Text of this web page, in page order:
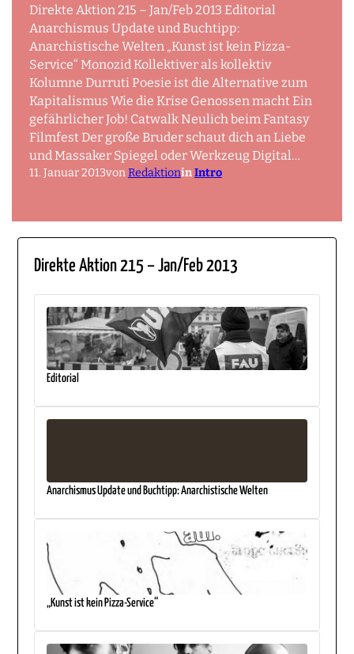
Direkte Aktion 215 – Jan/Feb 2013 Editorial
Anarchismus Update und Buchtipp:
Anarchistische Welten „Kunst ist kein Pizza-
Service“ Monozid Kollektiver als kollektiv
Kolumne Durruti Poesie ist die Alternative zum
Kapitalismus Wie die Krise Genossen macht Ein
gefährlicher Job! Catwalk Neulich beim Fantasy
Filmfest Der große Bruder schaut dich an Liebe
und Massaker Spiegel oder Werkzeug Digital…
11. Januar 2013vonRedaktioninIntro
Direkte Aktion 215 – Jan/Feb 2013
Editorial
Anarchismus Update und Buchtipp: Anarchistische Welten
„Kunst ist kein Pizza-Service“